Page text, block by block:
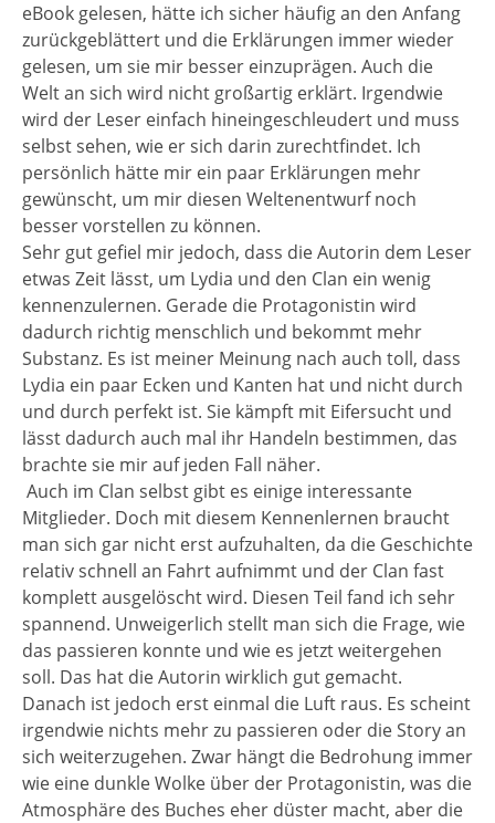
eBook gelesen, hätte ich sicher häufig an den Anfang
zurückgeblättert und die Erklärungen immer wieder
gelesen, um sie mir besser einzuprägen. Auch die
Welt an sich wird nicht großartig erklärt. Irgendwie
wird der Leser einfach hineingeschleudert und muss
selbst sehen, wie er sich darin zurechtfindet. Ich
persönlich hätte mir ein paar Erklärungen mehr
gewünscht, um mir diesen Weltenentwurf noch
besser vorstellen zu können.
Sehr gut gefiel mir jedoch, dass die Autorin dem Leser
etwas Zeit lässt, um Lydia und den Clan ein wenig
kennenzulernen. Gerade die Protagonistin wird
dadurch richtig menschlich und bekommt mehr
Substanz. Es ist meiner Meinung nach auch toll, dass
Lydia ein paar Ecken und Kanten hat und nicht durch
und durch perfekt ist. Sie kämpft mit Eifersucht und
lässt dadurch auch mal ihr Handeln bestimmen, das
brachte sie mir auf jeden Fall näher.
Auch im Clan selbst gibt es einige interessante
Mitglieder. Doch mit diesem Kennenlernen braucht
man sich gar nicht erst aufzuhalten, da die Geschichte
relativ schnell an Fahrt aufnimmt und der Clan fast
komplett ausgelöscht wird. Diesen Teil fand ich sehr
spannend. Unweigerlich stellt man sich die Frage, wie
das passieren konnte und wie es jetzt weitergehen
soll. Das hat die Autorin wirklich gut gemacht.
Danach ist jedoch erst einmal die Luft raus. Es scheint
irgendwie nichts mehr zu passieren oder die Story an
sich weiterzugehen. Zwar hängt die Bedrohung immer
wie eine dunkle Wolke über der Protagonistin, was die
Atmosphäre des Buches eher düster macht, aber die